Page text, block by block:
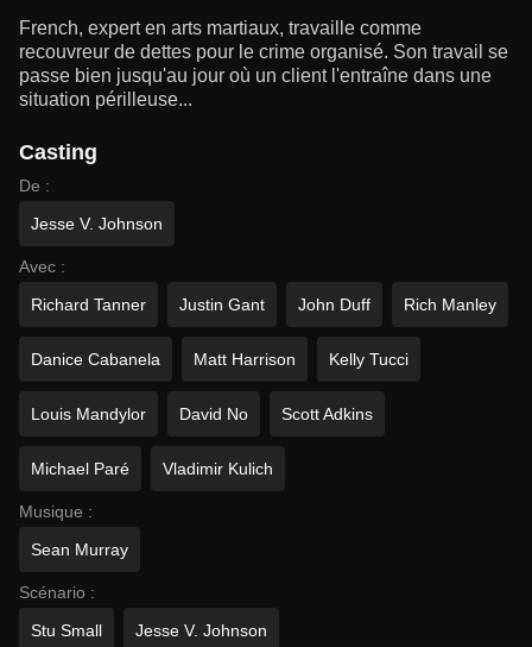
French, expert en arts martiaux, travaille comme
recouvreur de dettes pour le crime organisé. Son travail se
passe bien jusqu'au jour où un client l'entraîne dans une
situation périlleuse...
Casting
De :
Jesse V. Johnson
Avec :
Richard Tanner
Justin Gant John Duff Rich Manley
Danice Cabanela Matt Harrison Kelly Tucci
Louis Mandylor David No Scott Adkins
Michael Paré Vladimir Kulich
Musique :
Sean Murray
Scénario :
Stu Small
Jesse V. Johnson